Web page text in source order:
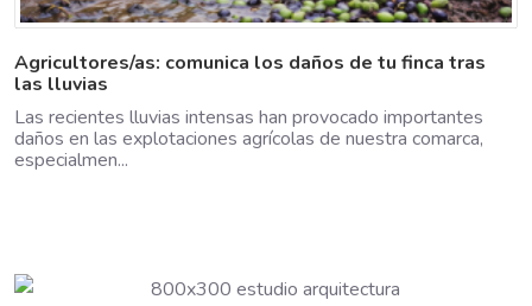
Agricultores/as: comunica los daños de tu finca tras
las lluvias
Las recientes lluvias intensas han provocado importantes
daños en las explotaciones agrícolas de nuestra comarca,
especialmen...